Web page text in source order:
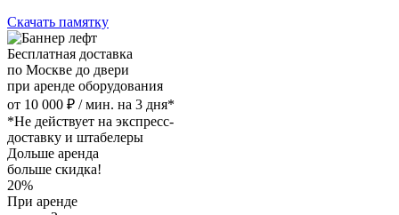
Скачать памятку
Бесплатная доставка
по Москве до двери
при аренде оборудования
от 10 000 ₽ / мин. на 3 дня*
*Не действует на экспресс-
доставку и штабелеры
Дольше аренда
больше скидка!
20%
При аренде